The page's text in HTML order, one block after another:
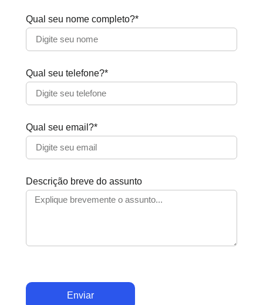
Qual seu nome completo?*
Qual seu telefone?*
Qual seu email?*
Descrição breve do assunto
Enviar